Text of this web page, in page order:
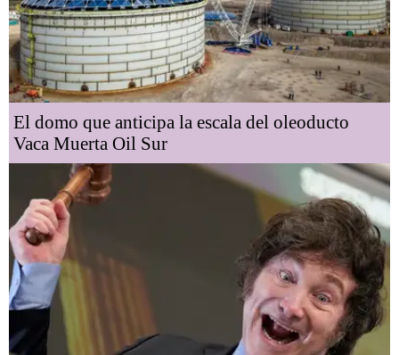
El domo que anticipa la escala del oleoducto
Vaca Muerta Oil Sur